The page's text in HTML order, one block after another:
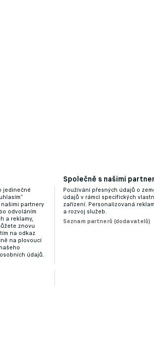
jedinečné
partnery
odvoláním
a reklamy,
znovu
na odkaz
na plovoucí
údajů.
Společně s našimi
Používání přesných údajů o
údajů v rámci specifických
zařízení. Personalizovaná
a rozvoj služeb.
Seznam partnerů (dodavatelů)